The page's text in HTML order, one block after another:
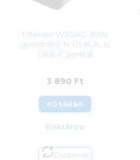
Intenso W30AC 30W
gyorstöltő 1x USB-A, 1x
USB-C porttal
3 890 Ft
KOSÁRBA
Raktáron
Összevet